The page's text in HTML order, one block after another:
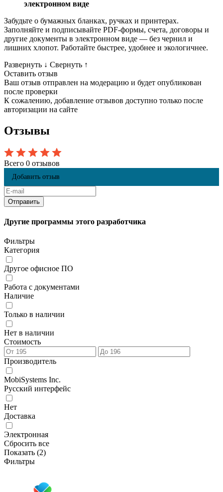
электронном виде
Забудьте о бумажных бланках, ручках и принтерах.
Заполняйте и подписывайте PDF-формы, счета, договоры и
другие документы в электронном виде — без чернил и
лишних хлопот. Работайте быстрее, удобнее и экологичнее.
Развернуть ↓ Свернуть ↑
Оставить отзыв
Ваш отзыв отправлен на модерацию и будет опубликован
после проверки
К сожалению, добавление отзывов доступно только после
авторизации на сайте
Отзывы
Всего 0 отзывов
Добавить отзыв
Другие программы этого разработчика
Фильтры
Категория
Другое офисное ПО
Работа с документами
Наличие
Только в наличии
Нет в наличии
Стоимость
Производитель
MobiSystems Inc.
Русский интерфейс
Нет
Доставка
Электронная
Сбросить все
Показать (2)
Фильтры